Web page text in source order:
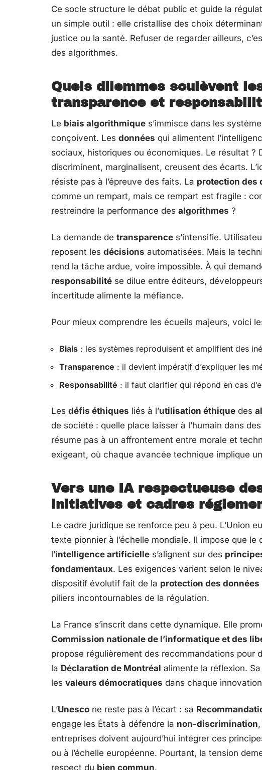
Ce socle structure le débat public et guide la
un simple outil : elle cristallise des choix
justice ou la santé. Refuser de regarder ailleurs,
des algorithmes.
Quels dilemmes soulèvent
transparence et
Le biais algorithmique s’immisce dans les
conçoivent. Les données qui alimentent
sociaux, historiques ou économiques. Le résultat ?
discriminent, marginalisent, creusent des écarts.
résiste pas à l’épreuve des faits. La protection des
comme un rempart, mais ce rempart est fragile :
restreindre la performance des algorithmes ?
La demande de transparence s’intensifie.
reposent les décisions automatisées. Mais la
rend la tâche ardue, voire impossible. À qui
responsabilité se dilue entre éditeurs,
incertitude alimente la méfiance.
Pour mieux comprendre les écueils majeurs, voici
Biais : les systèmes reproduisent et amplifient des
Transparence : il devient impératif d’expliquer les
Responsabilité : il faut clarifier qui répond en cas
Les défis éthiques liés à l’utilisation éthique des
de société : quelle place laisser à l’humain dans
résume pas à un affrontement entre morale et
exigeant, où chaque avancée technique implique
Vers une IA respectueuse
initiatives et cadres
Le cadre juridique se renforce peu à peu. L’Union
texte pionnier à l’échelle mondiale. Il impose que le
l’intelligence artificielle s’alignent sur des
fondamentaux. Les exigences varient selon le
dispositif évolutif fait de la protection des
piliers incontournables de la régulation.
La France s’inscrit dans cette dynamique. Elle
Commission nationale de l’informatique et des
propose régulièrement des recommandations pour
la Déclaration de Montréal alimente la réflexion.
les valeurs démocratiques dans chaque
L’Unesco ne reste pas à l’écart : sa
engage les États à défendre la non-discrimination
entreprises doivent aujourd’hui intégrer ces
ou à l’échelle européenne. Pourtant, la tension
respect du bien commun.